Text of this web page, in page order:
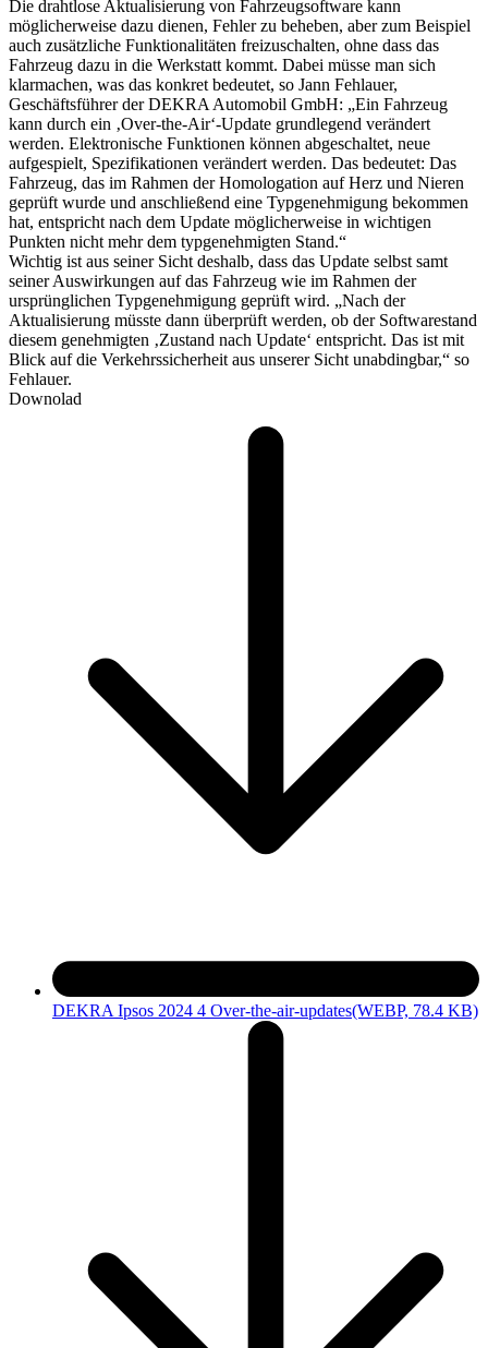
Die drahtlose Aktualisierung von Fahrzeugsoftware kann
möglicherweise dazu dienen, Fehler zu beheben, aber zum Beispiel
auch zusätzliche Funktionalitäten freizuschalten, ohne dass das
Fahrzeug dazu in die Werkstatt kommt. Dabei müsse man sich
klarmachen, was das konkret bedeutet, so Jann Fehlauer,
Geschäftsführer der DEKRA Automobil GmbH: „Ein Fahrzeug
kann durch ein ‚Over-the-Air‘-Update grundlegend verändert
werden. Elektronische Funktionen können abgeschaltet, neue
aufgespielt, Spezifikationen verändert werden. Das bedeutet: Das
Fahrzeug, das im Rahmen der Homologation auf Herz und Nieren
geprüft wurde und anschließend eine Typgenehmigung bekommen
hat, entspricht nach dem Update möglicherweise in wichtigen
Punkten nicht mehr dem typgenehmigten Stand.“
Wichtig ist aus seiner Sicht deshalb, dass das Update selbst samt
seiner Auswirkungen auf das Fahrzeug wie im Rahmen der
ursprünglichen Typgenehmigung geprüft wird. „Nach der
Aktualisierung müsste dann überprüft werden, ob der Softwarestand
diesem genehmigten ‚Zustand nach Update‘ entspricht. Das ist mit
Blick auf die Verkehrssicherheit aus unserer Sicht unabdingbar,“ so
Fehlauer.
Downolad
DEKRA Ipsos 2024 4 Over-the-air-updates(WEBP, 78.4 KB)